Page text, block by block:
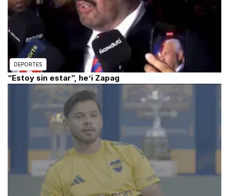
DEPORTES
“Estoy sin estar”, he’i Zapag